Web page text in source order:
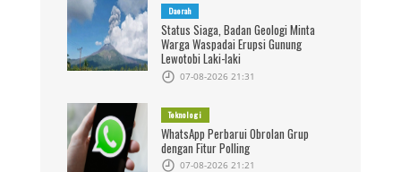
Daerah
Status Siaga, Badan Geologi Minta
Warga Waspadai Erupsi Gunung
Lewotobi Laki-laki
07-08-2026 21:31
Teknologi
WhatsApp Perbarui Obrolan Grup
dengan Fitur Polling
07-08-2026 21:21